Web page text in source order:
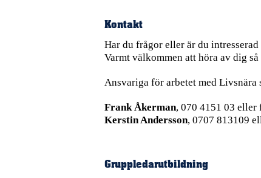
Kontakt
Har du frågor eller är du
Varmt välkommen att höra av dig
Ansvariga för arbetet med Livsnära
Frank Åkerman, 070 4151 03 eller
Kerstin Andersson, 0707 813109
Gruppledarutbildning